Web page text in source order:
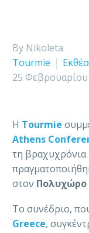
By Nikoleta
Tourmie
25 Φεβρουαρίου
Η Tourmie
Athens
τη
στον Πολυχώρο
Το συνέδριο,
Greece,